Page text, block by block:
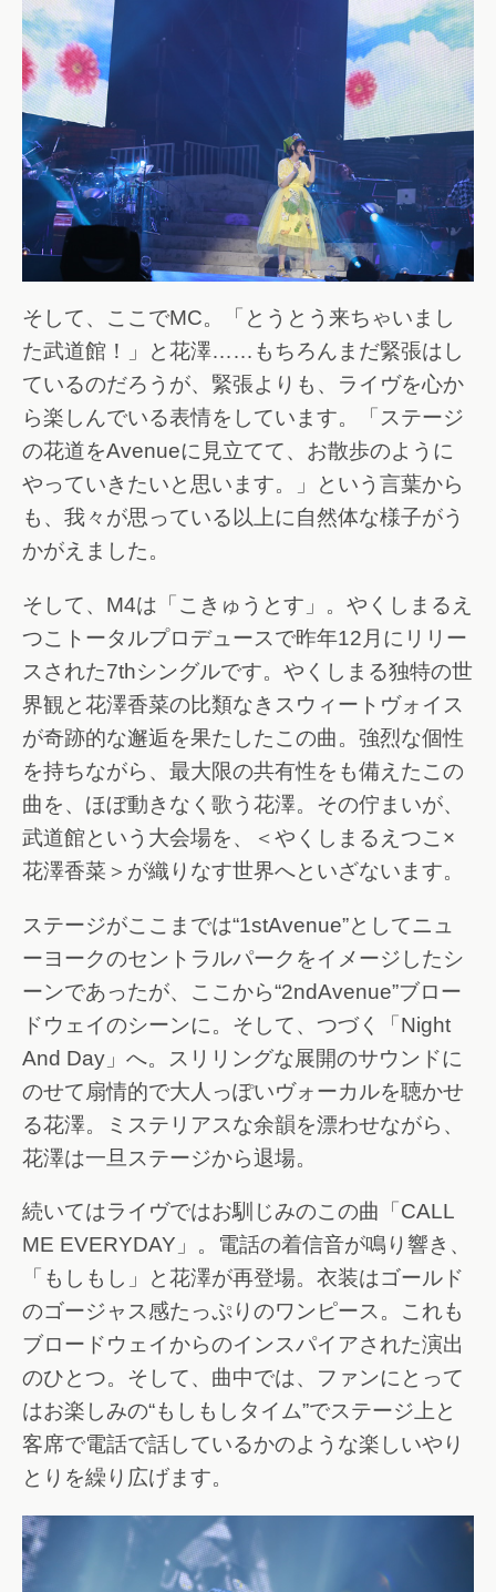
そして、ここでMC。「とうとう来ちゃいまし
た武道館！」と花澤……もちろんまだ緊張はし
ているのだろうが、緊張よりも、ライヴを心か
ら楽しんでいる表情をしています。「ステージ
の花道をAvenueに見立てて、お散歩のように
やっていきたいと思います。」という言葉から
も、我々が思っている以上に自然体な様子がう
かがえました。
そして、M4は「こきゅうとす」。やくしまるえ
つこトータルプロデュースで昨年12月にリリー
スされた7thシングルです。やくしまる独特の世
界観と花澤香菜の比類なきスウィートヴォイス
が奇跡的な邂逅を果たしたこの曲。強烈な個性
を持ちながら、最大限の共有性をも備えたこの
曲を、ほぼ動きなく歌う花澤。その佇まいが、
武道館という大会場を、＜やくしまるえつこ×
花澤香菜＞が織りなす世界へといざないます。
ステージがここまでは“1stAvenue”としてニュ
ーヨークのセントラルパークをイメージしたシ
ーンであったが、ここから“2ndAvenue”ブロー
ドウェイのシーンに。そして、つづく「Night
And Day」へ。スリリングな展開のサウンドに
のせて扇情的で大人っぽいヴォーカルを聴かせ
る花澤。ミステリアスな余韻を漂わせながら、
花澤は一旦ステージから退場。
続いてはライヴではお馴じみのこの曲「CALL
ME EVERYDAY」。電話の着信音が鳴り響き、
「もしもし」と花澤が再登場。衣装はゴールド
のゴージャス感たっぷりのワンピース。これも
ブロードウェイからのインスパイアされた演出
のひとつ。そして、曲中では、ファンにとって
はお楽しみの“もしもしタイム”でステージ上と
客席で電話で話しているかのような楽しいやり
とりを繰り広げます。